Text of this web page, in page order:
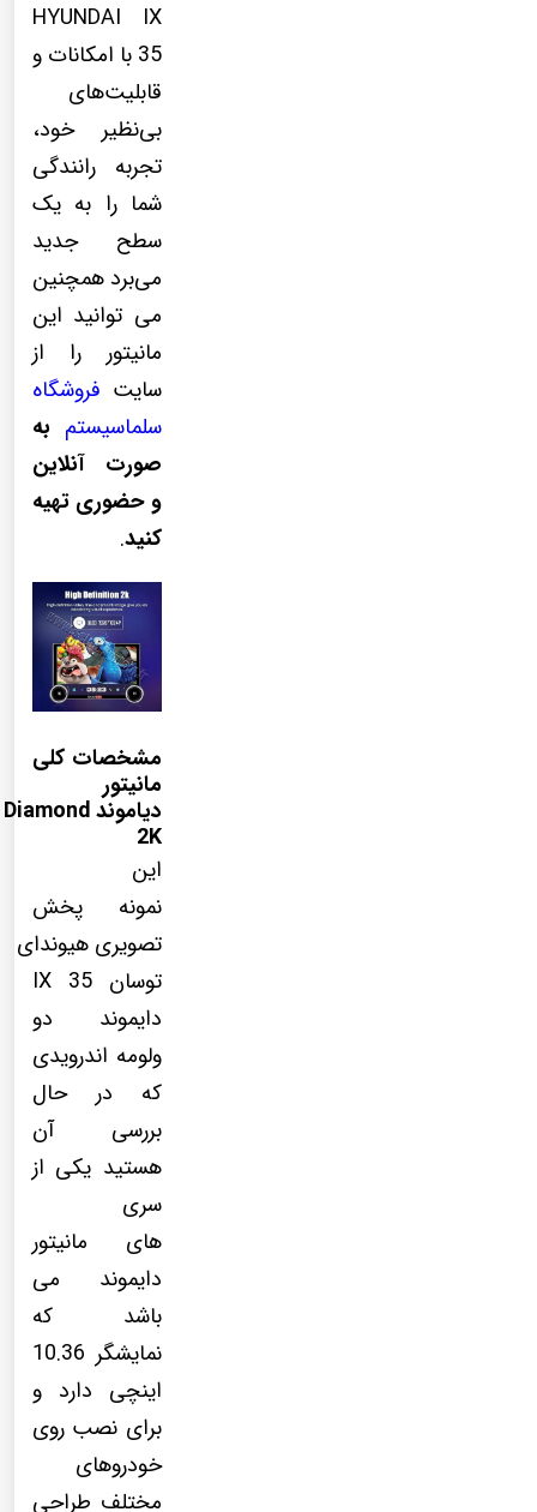
HYUNDAI IX
35 با امکانات و
قابلیت‌های
بی‌نظیر خود،
تجربه رانندگی
شما را به یک
سطح جدید
می‌برد همچنین
می توانید این
مانیتور را از
سایت فروشگاه
سلماسیستم به
صورت آنلاین
و حضوری تهیه
کنید.
مشخصات کلی
مانیتور
دیاموند Diamond
2K
این
نمونه پخش
تصویری هیوندای
توسان IX 35
دایموند دو
ولومه اندرویدی
که در حال
بررسی آن
هستید یکی از
سری
های مانیتور
دایموند می
باشد که
نمایشگر 10.36
اینچی دارد و
برای نصب روی
خودروهای
مختلف طراحی